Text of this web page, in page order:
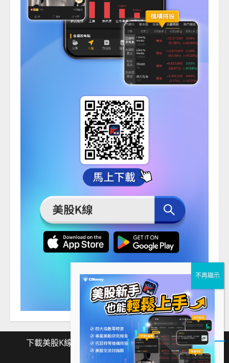
下載美股K線 Facebook Instagram Twitter